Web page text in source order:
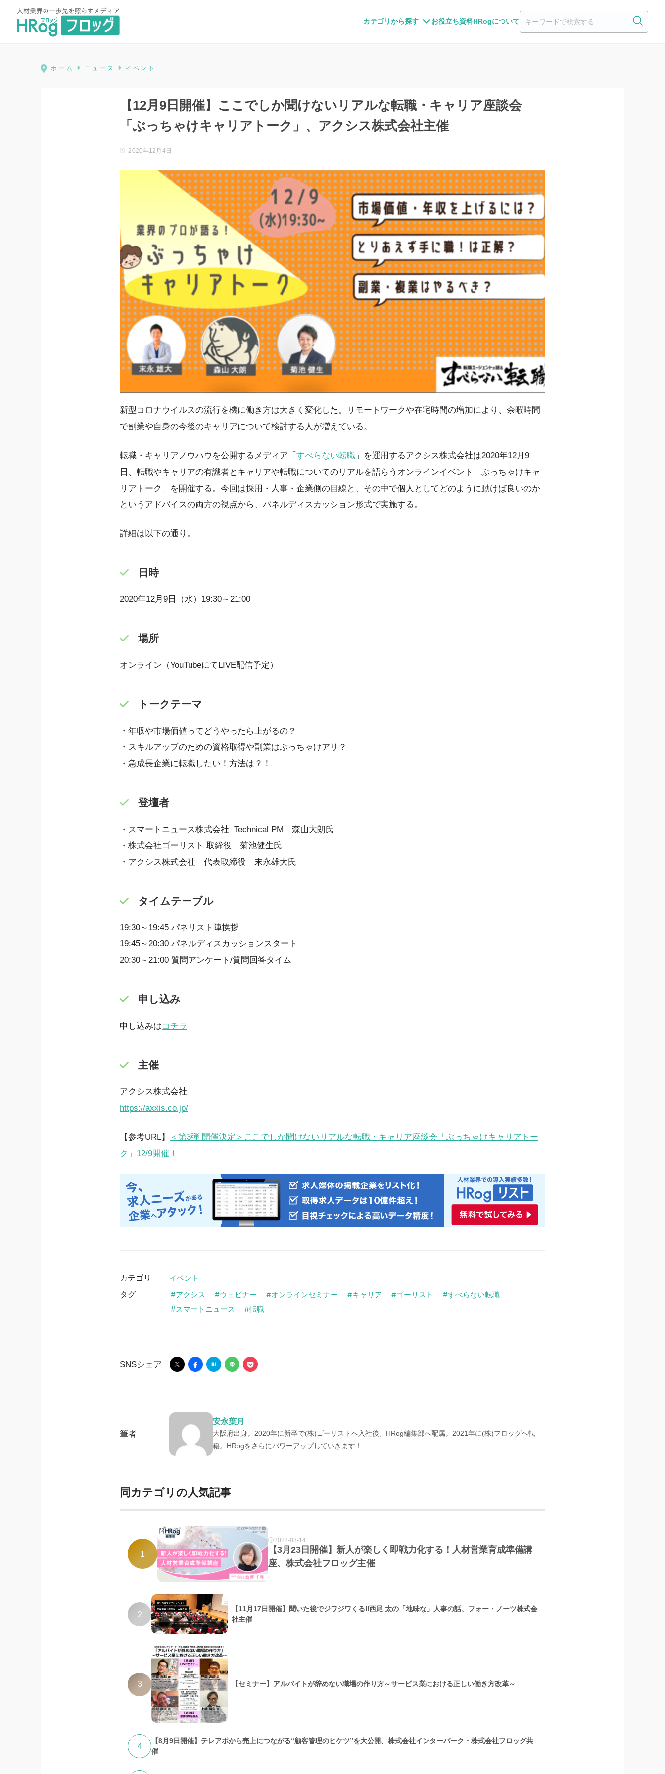
カテゴリから探す お役立ち資料HRogについて
HRog | 人材業界の一歩先を照らすメディア
ホーム ニュース イベント
【12月9日開催】ここでしか聞けないリアルな転職・キャリア座談会
「ぶっちゃけキャリアトーク」、アクシス株式会社主催
2020年12月4日
新型コロナウイルスの流行を機に働き方は大きく変化した。リモートワークや在宅時間の増加により、余暇時間
で副業や自身の今後のキャリアについて検討する人が増えている。
転職・キャリアノウハウを公開するメディア「 すべらない転職 」を運用するアクシス株式会社は2020年12月9
日、転職やキャリアの有識者とキャリアや転職についてのリアルを語らうオンラインイベント「ぶっちゃけキャ
リアトーク」を開催する。今回は採用・人事・企業側の目線と、その中で個人としてどのように動けば良いのか
というアドバイスの両方の視点から、パネルディスカッション形式で実施する。
詳細は以下の通り。
日時
2020年12月9日（水）19:30～21:00
場所
オンライン（YouTubeにてLIVE配信予定）
トークテーマ
・年収や市場価値ってどうやったら上がるの？
・スキルアップのための資格取得や副業はぶっちゃけアリ？
・急成長企業に転職したい！方法は？！
登壇者
・スマートニュース株式会社 Technical PM 森山大朗氏
・株式会社ゴーリスト 取締役 菊池健生氏
・アクシス株式会社 代表取締役 末永雄大氏
タイムテーブル
19:30～19:45 パネリスト陣挨拶
19:45～20:30 パネルディスカッションスタート
20:30～21:00 質問アンケート/質問回答タイム
申し込み
申し込みはコチラ
主催
アクシス株式会社
https://axxis.co.jp/
【参考URL】
＜第3弾 開催決定＞ここでしか聞けないリアルな転職・キャリア座談会「ぶっちゃけキャリアトー
ク」12/9開催！
カテゴリ イベント
タグ アクシス ウェビナー オンラインセミナー キャリア ゴーリスト
すべらない転職
スマートニュース
転職
SNSシェア
筆者
安永葉月
大阪府出身。2020年に新卒で(株)ゴーリストへ入社後、HRog編集部へ配属。2021年に(株)フロッグへ転
籍。HRogをさらにパワーアップしていきます！
同カテゴリの人気記事
1
2022-03-14
【3月23日開催】新人が楽しく即戦力化する！人材営業育成準備講
座、株式会社フロッグ主催
2
【11月17日開催】聞いた後でジワジワくる‼西尾 太の「地味な」人事の話、フォー・ノーツ株式会
社主催
3 【セミナー】アルバイトが辞めない職場の作り方～サービス業における正しい働き方改革～
4
【8月9日開催】テレアポから売上につながる“顧客管理のヒケツ”を大公開、株式会社インターパーク・株式会社フロッグ共
催